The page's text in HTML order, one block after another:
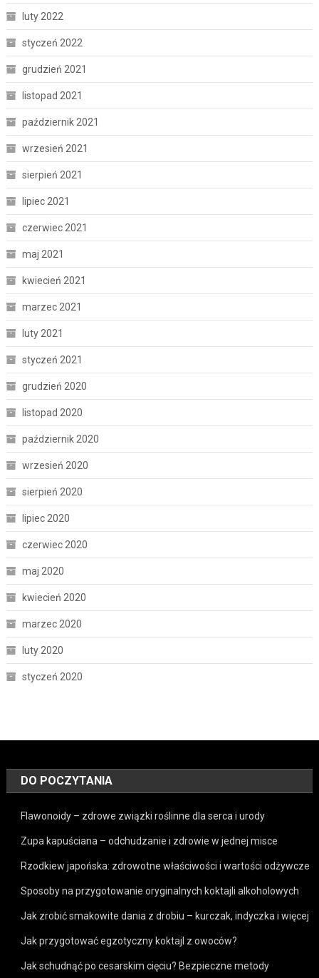
luty 2022
styczeń 2022
grudzień 2021
listopad 2021
październik 2021
wrzesień 2021
sierpień 2021
lipiec 2021
czerwiec 2021
maj 2021
kwiecień 2021
marzec 2021
luty 2021
styczeń 2021
grudzień 2020
listopad 2020
październik 2020
wrzesień 2020
sierpień 2020
lipiec 2020
czerwiec 2020
maj 2020
kwiecień 2020
marzec 2020
luty 2020
styczeń 2020
DO POCZYTANIA
Flawonoidy – zdrowe związki roślinne dla serca i urody
Zupa kapuściana – odchudzanie i zdrowie w jednej misce
Rzodkiew japońska: zdrowotne właściwości i wartości odżywcze
Sposoby na przygotowanie oryginalnych koktajli alkoholowych
Jak zrobić smakowite dania z drobiu – kurczak, indyczka i więcej
Jak przygotować egzotyczny koktajl z owoców?
Jak schudnąć po cesarskim cięciu? Bezpieczne metody